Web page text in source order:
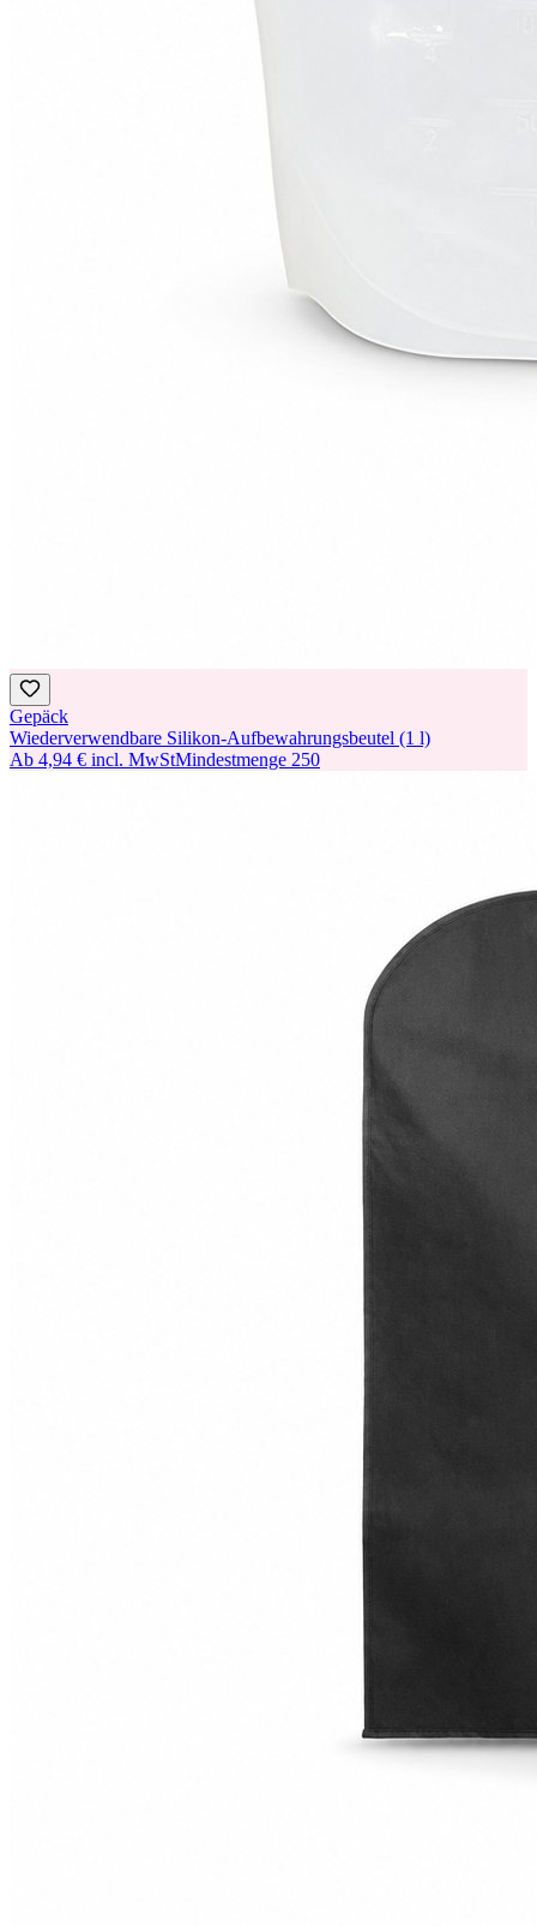
Gepäck
Wiederverwendbare Silikon-Aufbewahrungsbeutel (1 l)
Ab 4,94 € incl. MwStMindestmenge 250